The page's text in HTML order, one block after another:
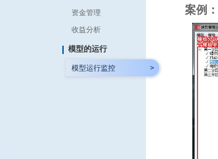
资金管理
收益分析
模型的运行
模型运行监控
案例